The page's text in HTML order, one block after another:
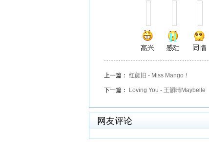
上一篇： 红颜旧 - Miss Mango！
下一篇： Loving You - 王韻晴Maybelle
网友评论